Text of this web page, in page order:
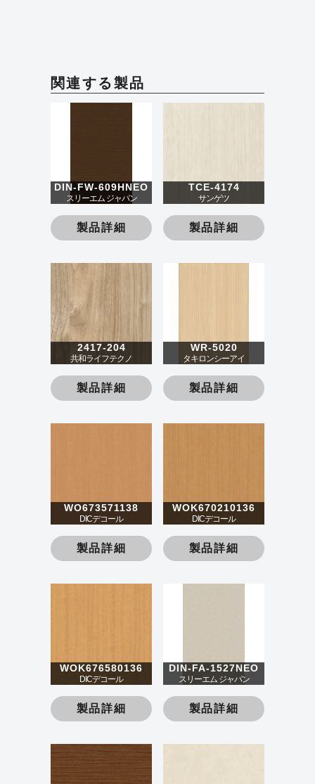
関連する製品
DIN-FW-609HNEO
スリーエム ジャパン
製品詳細
TCE-4174
サンゲツ
製品詳細
2417-204
共和ライフテクノ
製品詳細
WR-5020
タキロンシーアイ
製品詳細
WO673571138
DICデコール
製品詳細
WOK670210136
DICデコール
製品詳細
WOK676580136
DICデコール
製品詳細
DIN-FA-1527NEO
スリーエム ジャパン
製品詳細